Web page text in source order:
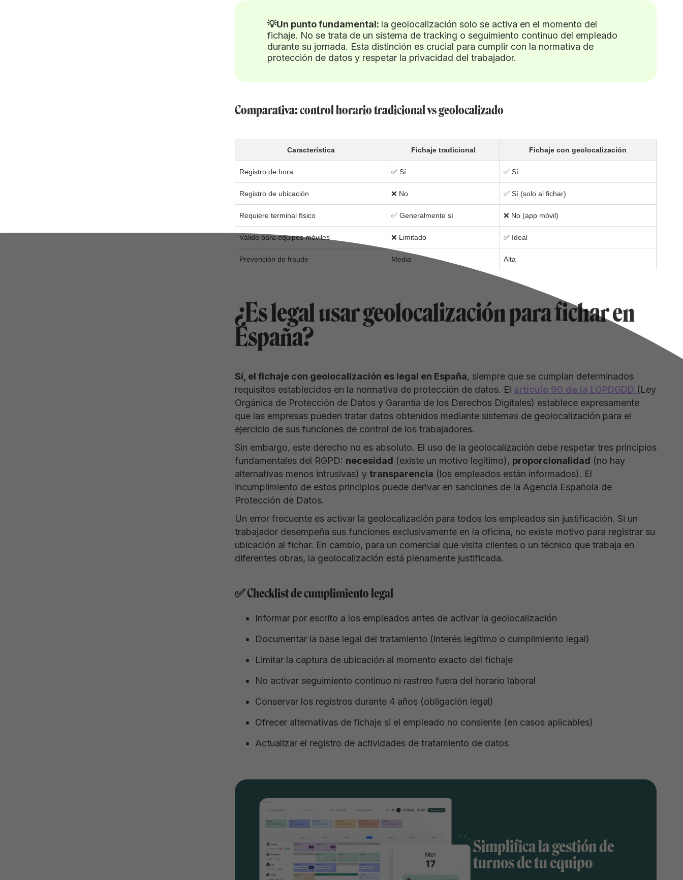
💡Un punto fundamental: la geolocalización solo se activa en el momento del
fichaje. No se trata de un sistema de tracking o seguimiento continuo del empleado
durante su jornada. Esta distinción es crucial para cumplir con la normativa de
protección de datos y respetar la privacidad del trabajador.
Comparativa: control horario tradicional vs geolocalizado
Característica Fichaje tradicional Fichaje con geolocalización
Registro de hora ✅ Sí ✅ Sí
Registro de ubicación ❌ No ✅ Sí (solo al fichar)
Requiere terminal físico ✅ Generalmente sí ❌ No (app móvil)
Válido para equipos móviles ❌ Limitado ✅ Ideal
Prevención de fraude Media Alta
¿Es legal usar geolocalización para fichar en
España?
Sí, el fichaje con geolocalización es legal en España, siempre que se cumplan determinados
requisitos establecidos en la normativa de protección de datos. El artículo 90 de la LOPDGDD (Ley
Orgánica de Protección de Datos y Garantía de los Derechos Digitales) establece expresamente
que las empresas pueden tratar datos obtenidos mediante sistemas de geolocalización para el
ejercicio de sus funciones de control de los trabajadores.
Sin embargo, este derecho no es absoluto. El uso de la geolocalización debe respetar tres principios
fundamentales del RGPD: necesidad (existe un motivo legítimo), proporcionalidad (no hay
alternativas menos intrusivas) y transparencia (los empleados están informados). El
incumplimiento de estos principios puede derivar en sanciones de la Agencia Española de
Protección de Datos.
Un error frecuente es activar la geolocalización para todos los empleados sin justificación. Si un
trabajador desempeña sus funciones exclusivamente en la oficina, no existe motivo para registrar su
ubicación al fichar. En cambio, para un comercial que visita clientes o un técnico que trabaja en
diferentes obras, la geolocalización está plenamente justificada.
✅ Checklist de cumplimiento legal
Informar por escrito a los empleados antes de activar la geolocalización
Documentar la base legal del tratamiento (interés legítimo o cumplimiento legal)
Limitar la captura de ubicación al momento exacto del fichaje
No activar seguimiento continuo ni rastreo fuera del horario laboral
Conservar los registros durante 4 años (obligación legal)
Ofrecer alternativas de fichaje si el empleado no consiente (en casos aplicables)
Actualizar el registro de actividades de tratamiento de datos
Simplifica la gestión de
turnos de tu equipo